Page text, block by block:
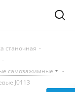
станочная -
-
самозажимные
-
J0113